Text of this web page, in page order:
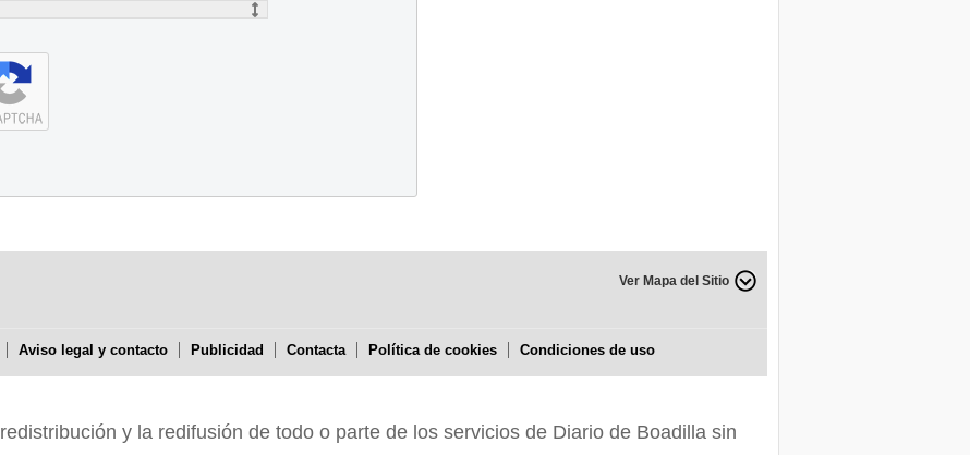
Ver Mapa del Sitio
Aviso legal y contacto Publicidad Contacta Política de cookies Condiciones de uso
y la redifusión de todo o parte de los servicios de Diario de Boadilla sin